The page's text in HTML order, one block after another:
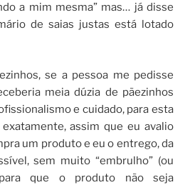
a mim mesma” mas… já disse
de saias justas está lotado
se a pessoa me pedisse
meia dúzia de pãezinhos
e cuidado, para esta
assim que eu avalio
um produto e eu o entrego, da
sem muito “embrulho” (ou
que o produto não seja